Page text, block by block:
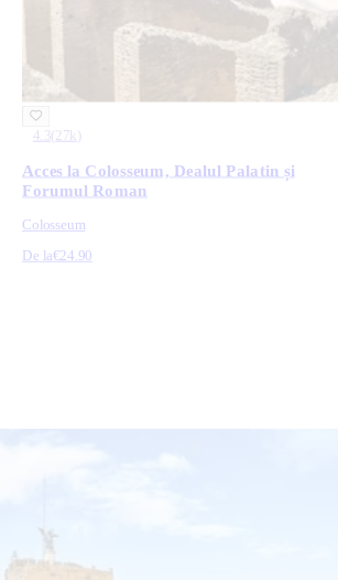
4.3( 27k )
Acces la Colosseum, Dealul Palatin și
Forumul Roman
Colosseum
De la€24.90